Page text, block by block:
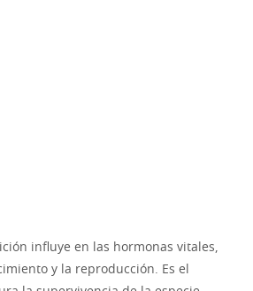
influye en las hormonas vitales,
y la reproducción. Es el